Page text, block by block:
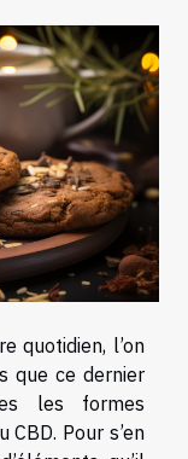
quotidien, l’on
que ce dernier
les formes
CBD. Pour s’en